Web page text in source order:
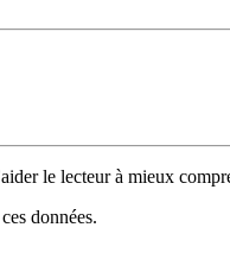
le lecteur à mieux
données.